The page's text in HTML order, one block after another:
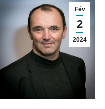
Fév
2
2024